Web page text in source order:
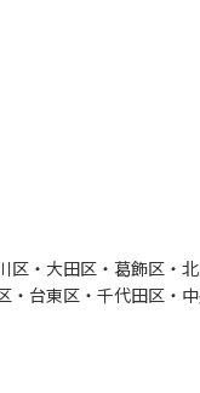
区・大田区・葛飾区・
・台東区・千代田区・